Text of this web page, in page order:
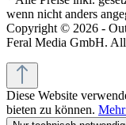
wenn nicht anders
Copyright © 2026 -
Feral Media GmbH.
Diese Website
bieten zu können.